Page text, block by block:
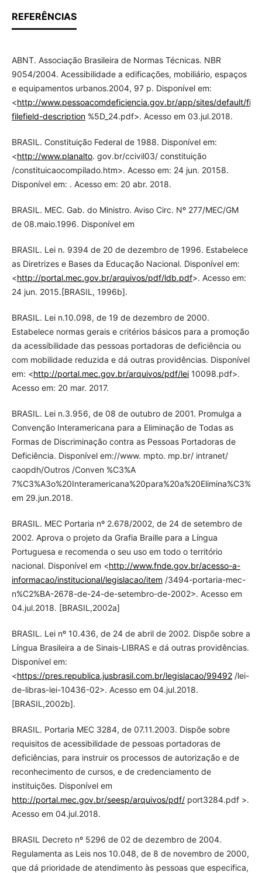
REFERÊNCIAS
ABNT. Associação Brasileira de Normas Técnicas. NBR
9054/2004. Acessibilidade a edificações, mobiliário, espaços
e equipamentos urbanos.2004, 97 p. Disponível em:
<http://www.pessoacomdeficiencia.gov.br/app/sites/default/
filefield-description%5D_24.pdf>. Acesso em 03.jul.2018.
BRASIL. Constituição Federal de 1988. Disponível em:
<http://www.planalto. gov.br/ccivil03/ constituição
/constituicaocompilado.htm>. Acesso em: 24 jun. 20158.
Disponível em: . Acesso em: 20 abr. 2018.
BRASIL. MEC. Gab. do Ministro. Aviso Circ. Nº 277/MEC/GM
de 08.maio.1996. Disponível em
BRASIL. Lei n. 9394 de 20 de dezembro de 1996. Estabelece
as Diretrizes e Bases da Educação Nacional. Disponível em:
<http://portal.mec.gov.br/arquivos/pdf/ldb.pdf>. Acesso em:
24 jun. 2015.[BRASIL, 1996b].
BRASIL. Lei n.10.098, de 19 de dezembro de 2000.
Estabelece normas gerais e critérios básicos para a promoção
da acessibilidade das pessoas portadoras de deficiência ou
com mobilidade reduzida e dá outras providências. Disponível
em: <http://portal.mec.gov.br/arquivos/pdf/lei10098.pdf>.
Acesso em: 20 mar. 2017.
BRASIL. Lei n.3.956, de 08 de outubro de 2001. Promulga a
Convenção Interamericana para a Eliminação de Todas as
Formas de Discriminação contra as Pessoas Portadoras de
Deficiência. Disponível em://www. mpto. mp.br/ intranet/
caopdh/Outros /Conven %C3%A
em 29.jun.2018.
BRASIL. MEC Portaria nº 2.678/2002, de 24 de setembro de
2002. Aprova o projeto da Grafia Braille para a Língua
Portuguesa e recomenda o seu uso em todo o território
nacional. Disponível em <http://www.fnde.gov.br/acesso-a-
informacao/institucional/legislacao/item /3494-portaria-mec-
n%C2%BA-2678-de-24-de-setembro-de-2002>. Acesso em
04.jul.2018. [BRASIL,2002a]
BRASIL. Lei nº 10.436, de 24 de abril de 2002. Dispõe sobre a
Língua Brasileira a de Sinais-LIBRAS e dá outras providências.
Disponível em:
<https://pres.republica.jusbrasil.com.br/legislacao/99492/lei-
de-libras-lei-10436-02>. Acesso em 04.jul.2018.
[BRASIL,2002b].
BRASIL. Portaria MEC 3284, de 07.11.2003. Dispõe sobre
requisitos de acessibilidade de pessoas portadoras de
deficiências, para instruir os processos de autorização e de
reconhecimento de cursos, e de credenciamento de
instituições. Disponível em
http://portal.mec.gov.br/seesp/arquivos/pdf/port3284.pdf >.
Acesso em 04.jul.2018.
BRASIL Decreto nº 5296 de 02 de dezembro de 2004.
Regulamenta as Leis nos 10.048, de 8 de novembro de 2000,
que dá prioridade de atendimento às pessoas que especifica,